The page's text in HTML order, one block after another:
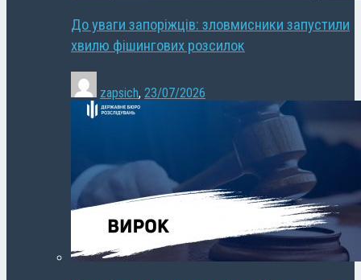
До уваги запоріжців: зловмисники запустили
хвилю фішингових розсилок
zapsich, 23/07/2026